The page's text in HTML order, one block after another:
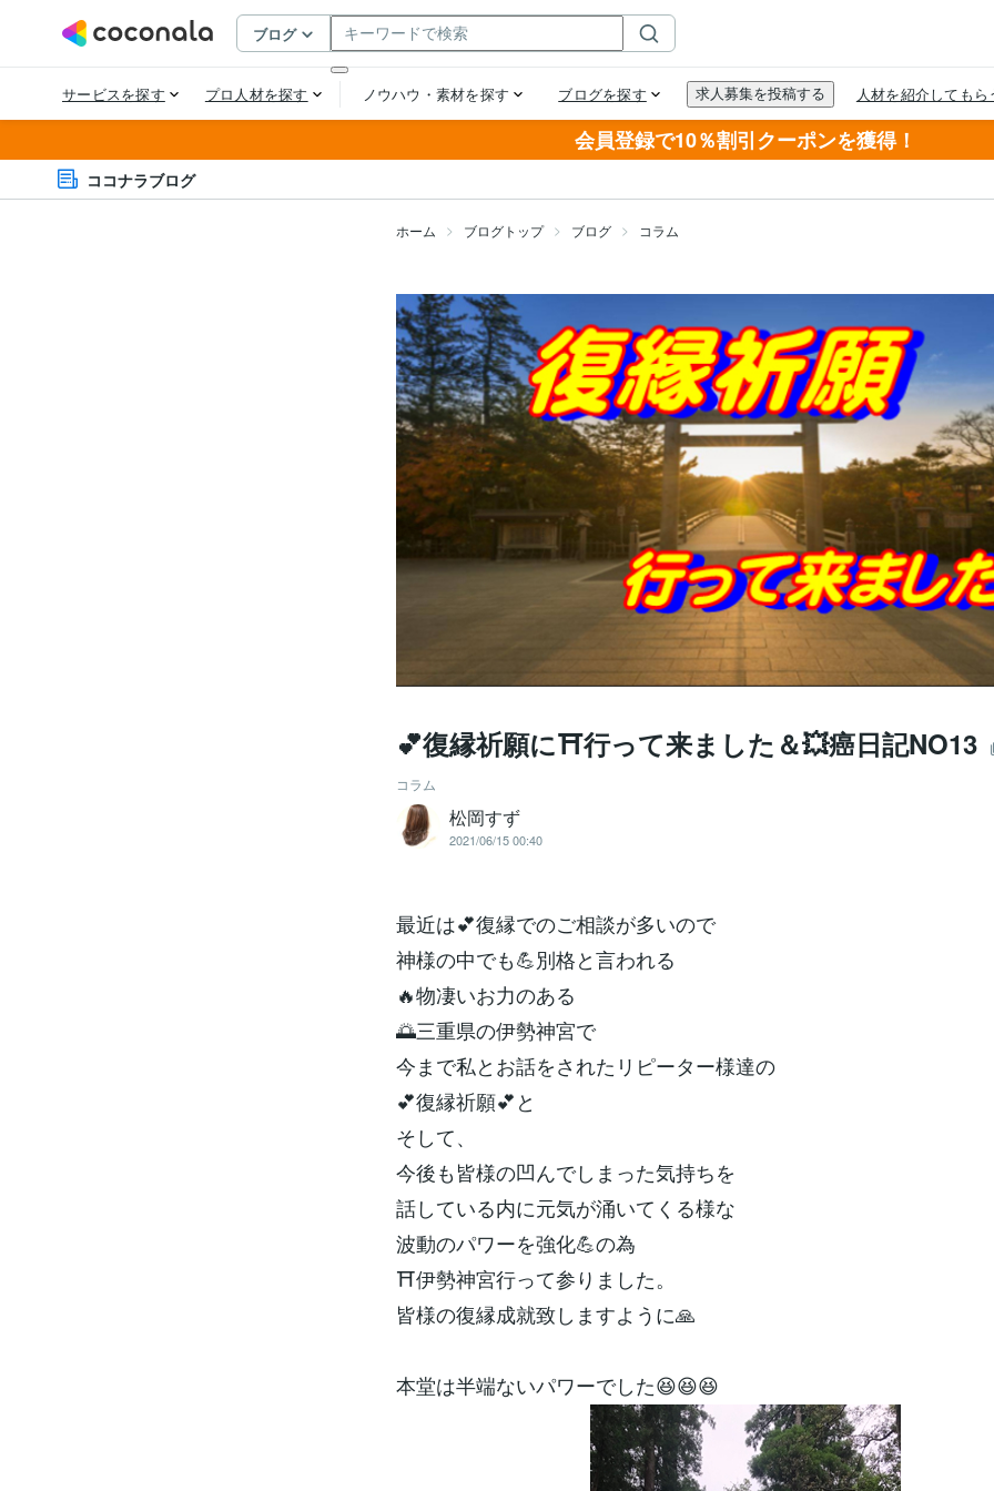
会員登録で10％割引クーポンを獲得！
ココナラブログ
ホーム ブログトップ ブログ コラム
💕復縁祈願に⛩行って来ました＆💥癌日記NO13
コラム
松岡すず
2021/06/15 00:40
最近は💕復縁でのご相談が多いので
神様の中でも💪別格と言われる
🔥物凄いお力のある
🌅三重県の伊勢神宮で
今まで私とお話をされたリピーター様達の
💕復縁祈願💕と
そして、
今後も皆様の凹んでしまった気持ちを
話している内に元気が涌いてくる様な
波動のパワーを強化💪の為
⛩伊勢神宮行って参りました。
皆様の復縁成就致しますように🙏
本堂は半端ないパワーでした😆😆😆